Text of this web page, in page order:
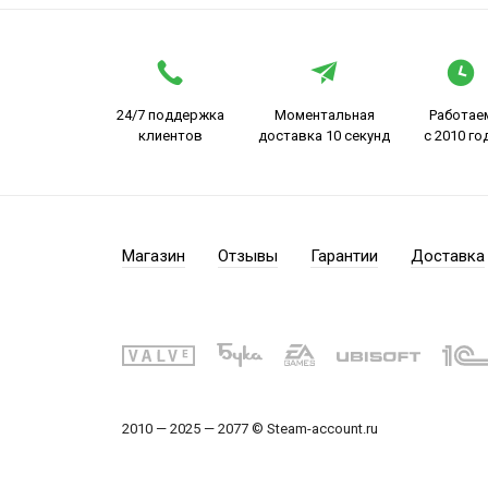
24/7 поддержка
клиентов
Моментальная
доставка 10 секунд
с 2010
Магазин Отзывы Гарантии Доставка
2010 — 2025 — 2077 © Steam-account.ru